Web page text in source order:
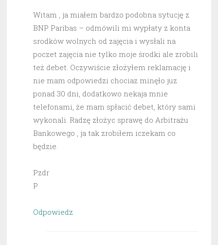
Witam , ja miałem bardzo podobna sytucję z
BNP Paribas – odmówili mi wypłaty z konta
srodków wolnych od zajęcia i wysłali na
poczet zajęcia nie tylko moje środki ale zrobili
też debet. Oczywiście złożyłem reklamację i
nie mam odpowiedzi chociaz minęło juz
ponad 30 dni, dodatkowo nekaja mnie
telefonami, że mam spłacić debet, który sami
wykonali. Radzę złożyc sprawę do Arbitrażu
Bankowego , ja tak zrobiłem iczekam co
będzie.
Pzdr
P
Odpowiedz